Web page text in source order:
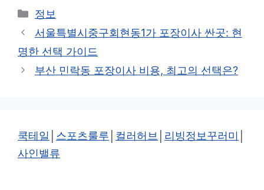
카
테
리
정보
서울특별시중구회현동1가 포장이사 싼곳: 현
명한 선택 가이드
부산 민락동 포장이사 비용, 최고의 선택은?
쿡테일 스포츠룰루 컬러허브 리빙정보꾸러미
사인밸류